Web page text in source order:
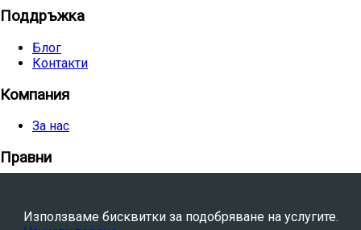
Използваме бисквитки за подобряване на услугите.
Поддръжка
Блог
Контакти
Компания
За нас
Правни
Политика за бисквитки